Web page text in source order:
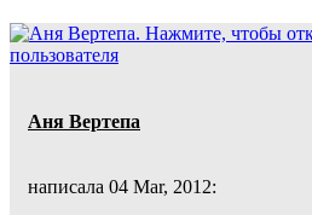
Аня Вертепа
написала 04 Mar, 2012: